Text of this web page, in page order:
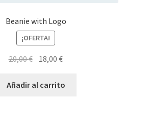
Beanie with Logo
¡OFERTA!
20,00€ El
original
18,00€El
actual
Añadir al carrito